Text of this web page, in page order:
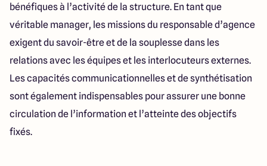
bénéfiques à l’activité de la structure. En tant que
véritable manager, les missions du responsable d’agence
exigent du savoir-être et de la souplesse dans les
relations avec les équipes et les interlocuteurs externes.
Les capacités communicationnelles et de synthétisation
sont également indispensables pour assurer une bonne
circulation de l’information et l’atteinte des objectifs
fixés.